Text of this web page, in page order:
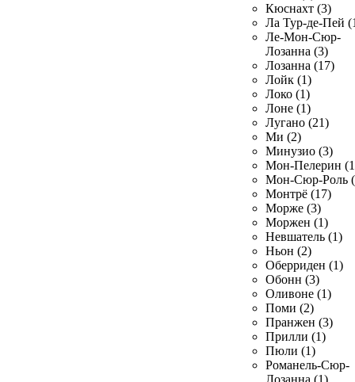
Кюснахт (3)
Ла Тур-де-Пей
Ле-Мон-Сюр-
Лозанна (3)
Лозанна (17)
Лойк (1)
Локо (1)
Лоне (1)
Лугано (21)
Ми (2)
Минузио (3)
Мон-Пелерин
Мон-Сюр-Роль
Монтрё (17)
Морже (3)
Моржен (1)
Невшатель (1)
Ньон (2)
Оберриден (1)
Обонн (3)
Оливоне (1)
Поми (2)
Пранжен (3)
Прилли (1)
Пюли (1)
Романель-Сюр-
Лозанна (1)